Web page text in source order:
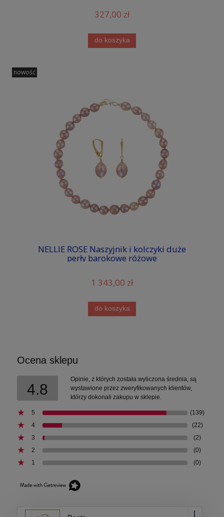
327,00 zł
do koszyka
NELLIE ROSE Naszyjnik i kolczyki duże
perły barokowe różowe
1 343,00 zł
do koszyka
nowość
Ocena sklepu
4.8
Opinie, z których została wyliczona średnia, są
wystawione przez zweryfikowanych klientów,
którzy dokonali zakupu w sklepie.
5
(139)
4
(22)
3
(2)
2
(0)
1
(0)